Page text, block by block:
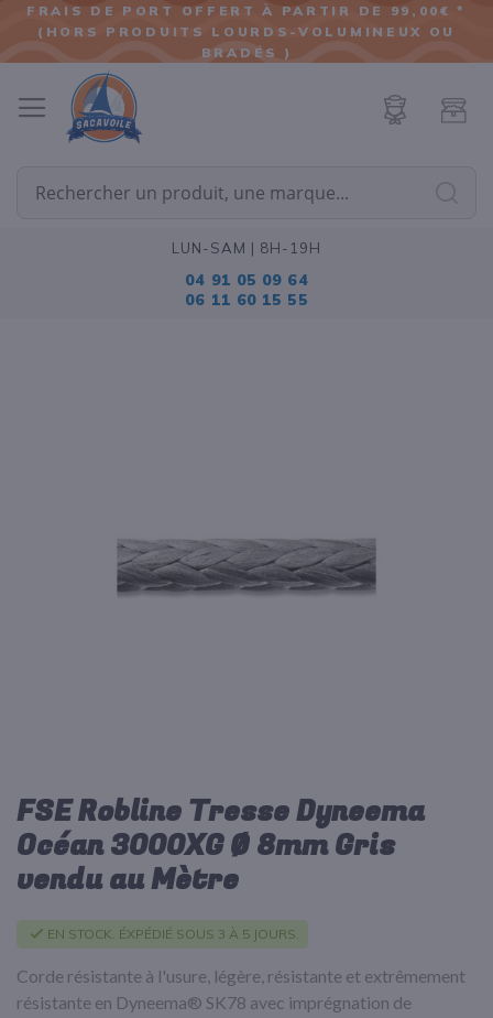
ALLER
AU
FRAIS DE PORT OFFERT À PARTIR DE 99,00€ *
(HORS PRODUITS LOURDS-VOLUMINEUX OU
BRADÉS )
LUN-SAM | 8H-19H
04 91 05 09 64
06 11 60 15 55
Passer
au
début
de
la
d’images
FSE Robline Tresse Dyneema
Océan 3000XG Ø 8mm Gris
vendu au Mètre
EN STOCK. ÉXPÉDIÉ SOUS 3 À 5 JOURS.
Corde résistante à l'usure, légère, résistante et extrêmement
résistante en Dyneema® SK78 avec imprégnation de